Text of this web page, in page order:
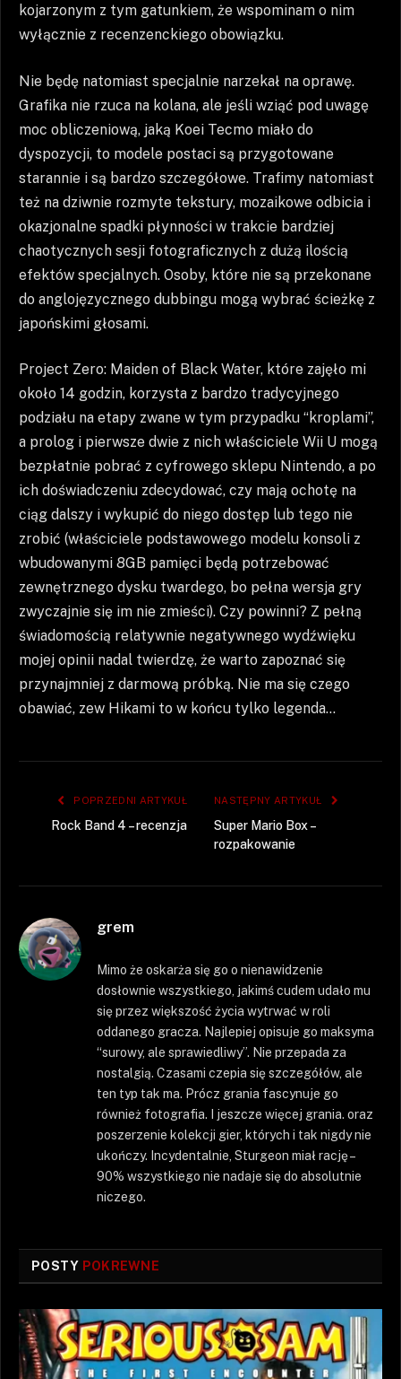
kojarzonym z tym gatunkiem, że wspominam o nim
wyłącznie z recenzenckiego obowiązku.
Nie będę natomiast specjalnie narzekał na oprawę.
Grafika nie rzuca na kolana, ale jeśli wziąć pod uwagę
moc obliczeniową, jaką Koei Tecmo miało do
dyspozycji, to modele postaci są przygotowane
starannie i są bardzo szczegółowe. Trafimy natomiast
też na dziwnie rozmyte tekstury, mozaikowe odbicia i
okazjonalne spadki płynności w trakcie bardziej
chaotycznych sesji fotograficznych z dużą ilością
efektów specjalnych. Osoby, które nie są przekonane
do anglojęzycznego dubbingu mogą wybrać ścieżkę z
japońskimi głosami.
Project Zero: Maiden of Black Water, które zajęło mi
około 14 godzin, korzysta z bardzo tradycyjnego
podziału na etapy zwane w tym przypadku “kroplami”,
a prolog i pierwsze dwie z nich właściciele Wii U mogą
bezpłatnie pobrać z cyfrowego sklepu Nintendo, a po
ich doświadczeniu zdecydować, czy mają ochotę na
ciąg dalszy i wykupić do niego dostęp lub tego nie
zrobić (właściciele podstawowego modelu konsoli z
wbudowanymi 8GB pamięci będą potrzebować
zewnętrznego dysku twardego, bo pełna wersja gry
zwyczajnie się im nie zmieści). Czy powinni? Z pełną
świadomością relatywnie negatywnego wydźwięku
mojej opinii nadal twierdzę, że warto zapoznać się
przynajmniej z darmową próbką. Nie ma się czego
obawiać, zew Hikami to w końcu tylko legenda…
POPRZEDNI ARTYKUŁ
Rock Band 4 – recenzja
NASTĘPNY ARTYKUŁ
Super Mario Box –
rozpakowanie
grem
Mimo że oskarża się go o nienawidzenie
dosłownie wszystkiego, jakimś cudem udało mu
się przez większość życia wytrwać w roli
oddanego gracza. Najlepiej opisuje go maksyma
“surowy, ale sprawiedliwy”. Nie przepada za
nostalgią. Czasami czepia się szczegółów, ale
ten typ tak ma. Prócz grania fascynuje go
również fotografia. I jeszcze więcej grania. oraz
poszerzenie kolekcji gier, których i tak nigdy nie
ukończy. Incydentalnie, Sturgeon miał rację –
90% wszystkiego nie nadaje się do absolutnie
niczego.
POSTY POKREWNE